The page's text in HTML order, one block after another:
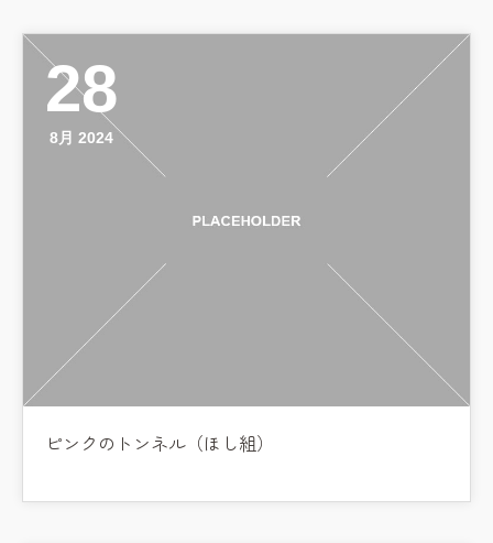
28
8月 2024
ピンクのトンネル（ほし組）